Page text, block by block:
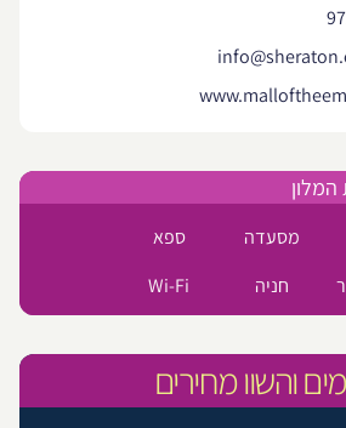
המלון
מסעדה
ספא
חניה Wi-Fi
והשוו מחירים